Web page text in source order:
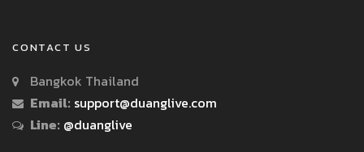
CONTACT US
Bangkok Thailand
Email: support@duanglive.com
Line: @duanglive